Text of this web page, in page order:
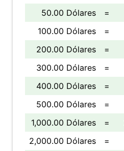
50.00 Dólares
=
100.00 Dólares
=
200.00 Dólares
=
300.00 Dólares
=
400.00 Dólares
=
500.00 Dólares
=
1,000.00 Dólares
=
2,000.00 Dólares
=